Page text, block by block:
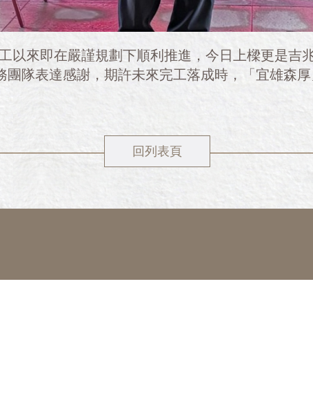
以來即在嚴謹規劃下順利推進，今日上樑更是吉
團隊表達感謝，期許未來完工落成時，「宜雄森
回列表頁